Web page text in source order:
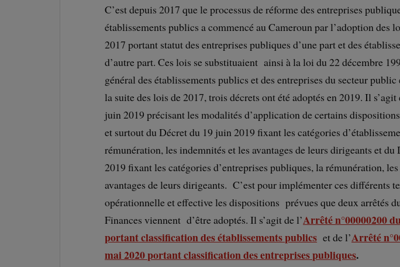
C’est depuis 2017 que le processus de réforme des entreprises
établissements publics a commencé au Cameroun par l’adoption des
2017 portant statut des entreprises publiques d’une part et des
d’autre part. Ces lois se substituaient ainsi à la loi du 22 décembre
général des établissements publics et des entreprises du secteur
la suite des lois de 2017, trois décrets ont été adoptés en 2019. Il
juin 2019 précisant les modalités d’application de certains
et surtout du Décret du 19 juin 2019 fixant les catégories
rémunération, les indemnités et les avantages de leurs dirigeants et
2019 fixant les catégories d’entreprises publiques, la rémunération,
avantages de leurs dirigeants. C’est pour implémenter ces différents
opérationnelle et effective les dispositions prévues que deux arrêtés
Finances viennent d’être adoptés. Il s’agit de l’Arrêté n°00000200
portant classification des établissements publics et de l’Arrêté
mai 2020 portant classification des entreprises publiques.